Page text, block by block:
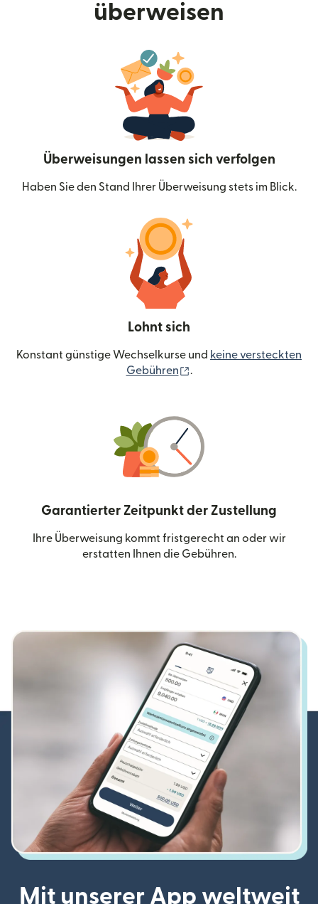
überweisen
Überweisungen lassen sich verfolgen
Haben Sie den Stand Ihrer Überweisung stets im Blick.
Lohnt sich
Konstant günstige Wechselkurse und keine versteckten
Gebühren
.
Garantierter Zeitpunkt der Zustellung
Ihre Überweisung kommt fristgerecht an oder wir
erstatten Ihnen die Gebühren.
Mit unserer App weltweit